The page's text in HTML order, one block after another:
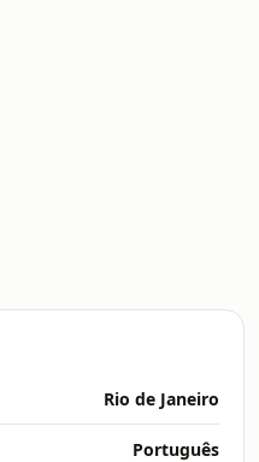
Rio de Janeiro
Português